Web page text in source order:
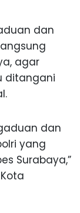
dan
agar
ditangani
dan
yang
Surabaya,”